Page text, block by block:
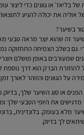
או גוונים כדי ליצור עומק
את יכולה להגיע לתוצאות
זה שהוא יוצר מראה טבעי מאוד
בשלב הצמיחה התחזוקה נמוכה
באופן מושלם ויוצרים
להחזרת הברק הוא דרך נוספת
הגוונים והזוהר לאורך זמן.
או סוג השיער שלך, בדיוק
את היופי הטבעי שלך
מלא בעומק. בלונדינית,
לך בדיוק.